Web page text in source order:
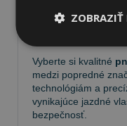
Vyberte si kvalitné
medzi popredné
technológiám a
vynikajúce jazdné
bezpečnosť.
ZOBRAZIŤ